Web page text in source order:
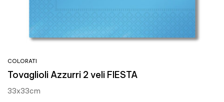
COLORATI
Tovaglioli Azzurri 2 veli FIESTA
33x33cm